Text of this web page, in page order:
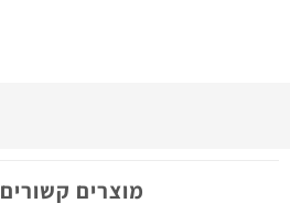
מוצרים קשורים